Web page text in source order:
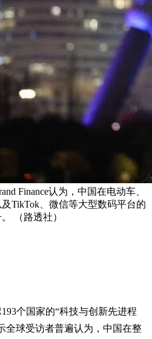
Finance认为，中国在电动车、
TikTok、微信等大型数码平台的
（路透社）
个国家的“科技与创新先进程
全球受访者普遍认为，中国在整